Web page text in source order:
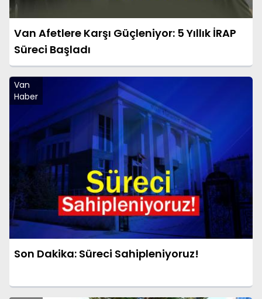
Van Afetlere Karşı Güçleniyor: 5 Yıllık İRAP
Süreci Başladı
Van
Haber
Son Dakika: Süreci Sahipleniyoruz!